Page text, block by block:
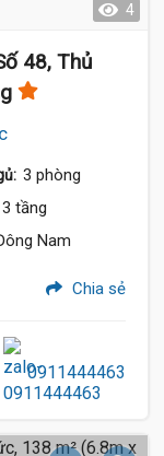
4
48, Thủ
3 phòng
3 tầng
Nam
Chia sẻ
0911444463